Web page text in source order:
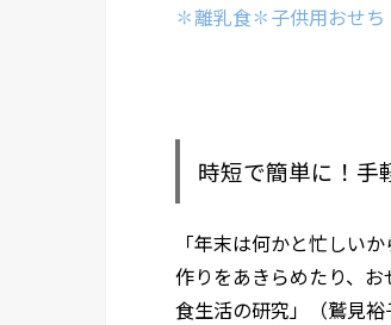
✽離乳食✽子供用おせち
時短で簡単に！手
「年末は何かと忙しい
作りをあきらめたり、
食生活の研究」（鷲見